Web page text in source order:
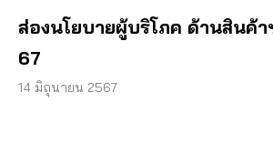
ส่องนโยบายผู้บริโภค ด้านสินค้า
67
14 มิถุนายน 2567